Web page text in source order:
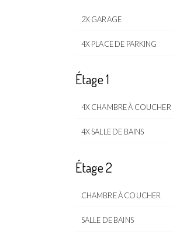
2X GARAGE
4X PLACE DE PARKING
Étage 1
4X CHAMBRE À COUCHER
4X SALLE DE BAINS
Étage 2
CHAMBRE À COUCHER
SALLE DE BAINS